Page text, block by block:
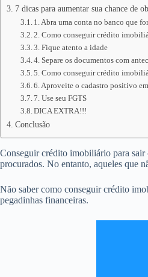
7 dicas para aumentar sua chance de
1. Abra uma conta no banco que
2. Como conseguir crédito
3. Fique atento a idade
4. Separe os documentos com
5. Como conseguir crédito
6. Aproveite o cadastro positivo
7. Use seu FGTS
DICA EXTRA!!!
Conclusão
Conseguir crédito imobiliário para sair
procurados. No entanto, aqueles que
Não saber como conseguir crédito
pegadinhas financeiras.